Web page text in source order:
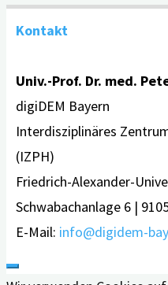
Kontakt
Univ.-Prof. Dr. med.
digiDEM Bayern
Interdisziplinäres
(IZPH)
Friedrich-Alexander-
Schwabachanlage 6 |
E-Mail: info@digidem-